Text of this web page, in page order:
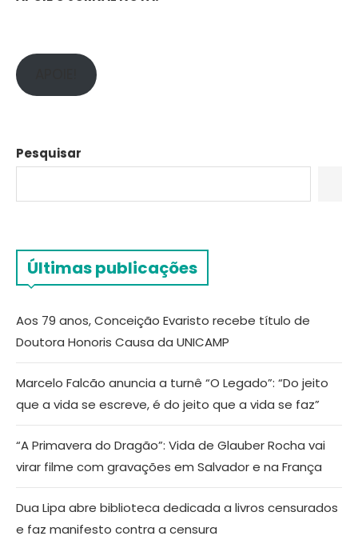
Pesquisar
Últimas publicações
Aos 79 anos, Conceição Evaristo recebe título de
Doutora Honoris Causa da UNICAMP
Marcelo Falcão anuncia a turnê “O Legado”: “Do jeito
que a vida se escreve, é do jeito que a vida se faz”
“A Primavera do Dragão”: Vida de Glauber Rocha vai
virar filme com gravações em Salvador e na França
Dua Lipa abre biblioteca dedicada a livros censurados
e faz manifesto contra a censura